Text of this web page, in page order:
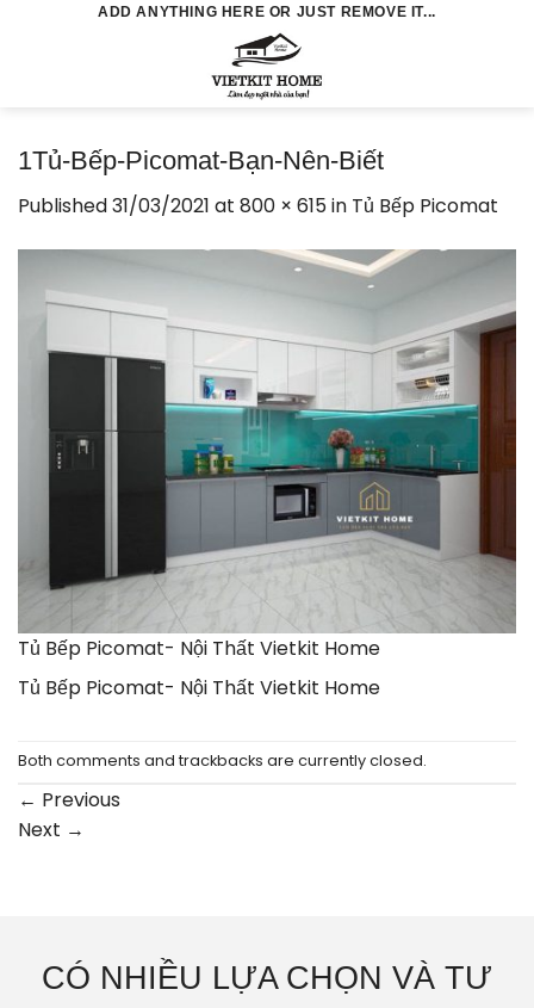
ADD ANYTHING HERE OR JUST REMOVE IT...
1Tủ-Bếp-Picomat-Bạn-Nên-Biết
Published31/03/2021 at 800 × 615in Tủ Bếp Picomat
Tủ Bếp Picomat- Nội Thất Vietkit Home
Tủ Bếp Picomat- Nội Thất Vietkit Home
Both comments and trackbacks are currently closed.
← Previous
Next →
CÓ NHIỀU LỰA CHỌN VÀ TƯ